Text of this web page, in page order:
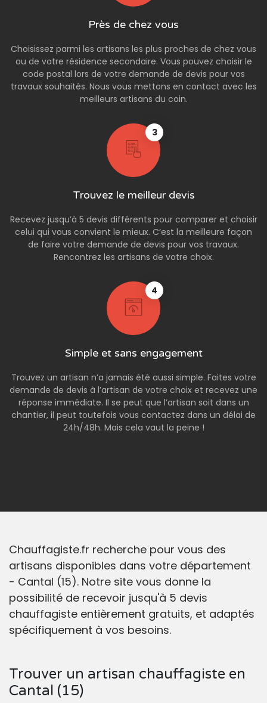
Près de chez vous
Choisissez parmi les artisans les plus proches de chez vous
ou de votre résidence secondaire. Vous pouvez choisir le
code postal lors de votre demande de devis pour vos
travaux souhaités. Nous vous mettons en contact avec les
meilleurs artisans du coin.
3
Trouvez le meilleur devis
Recevez jusqu’à 5 devis différents pour comparer et choisir
celui qui vous convient le mieux. C’est la meilleure façon
de faire votre demande de devis pour vos travaux.
Rencontrez les artisans de votre choix.
4
Simple et sans engagement
Trouvez un artisan n’a jamais été aussi simple. Faites votre
demande de devis à l’artisan de votre choix et recevez une
réponse immédiate. Il se peut que l’artisan soit dans un
chantier, il peut toutefois vous contactez dans un délai de
24h/48h. Mais cela vaut la peine !
Chauffagiste.fr recherche pour vous des
artisans disponibles dans votre département
- Cantal (15). Notre site vous donne la
possibilité de recevoir jusqu'à 5 devis
chauffagiste entièrement gratuits, et adaptés
spécifiquement à vos besoins.
Trouver un artisan chauffagiste en
Cantal (15)